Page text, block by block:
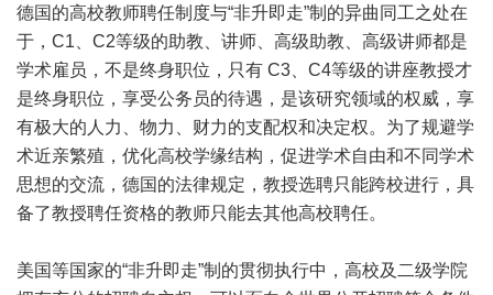
德国的高校教师聘任制度与“非升即走”制的异曲同工之处在
于，C1、C2等级的助教、讲师、高级助教、高级讲师都是
学术雇员，不是终身职位，只有 C3、C4等级的讲座教授才
是终身职位，享受公务员的待遇，是该研究领域的权威，享
有极大的人力、物力、财力的支配权和决定权。为了规避学
术近亲繁殖，优化高校学缘结构，促进学术自由和不同学术
思想的交流，德国的法律规定，教授选聘只能跨校进行，具
备了教授聘任资格的教师只能去其他高校聘任。
美国等国家的“非升即走”制的贯彻执行中，高校及二级学院